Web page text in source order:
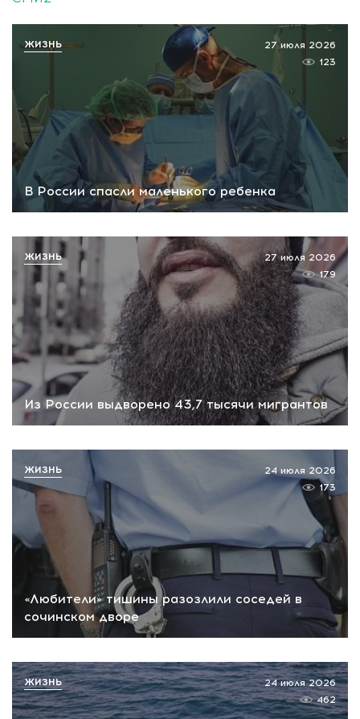
В России спасли маленького ребенка
27 июля 2026
123
ЖИЗНЬ
Из России выдворено 43,7 тысячи мигрантов
27 июля 2026
179
ЖИЗНЬ
«Любители» тишины разозлили соседей в
сочинском дворе
24 июля 2026
173
ЖИЗНЬ
24 июля 2026
462
ЖИЗНЬ